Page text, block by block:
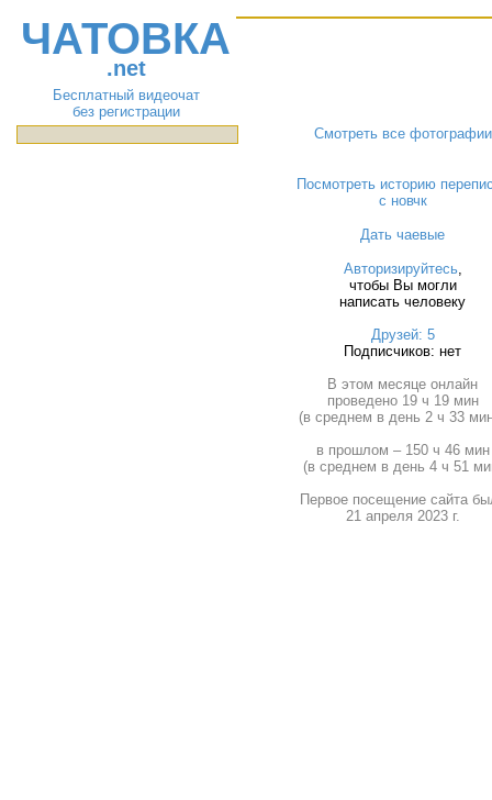
ЧАТОВКА
.net
Бесплатный видеочат
без регистрации
Смотреть все фотографии
Посмотреть историю
с новчк
Дать чаевые
Авторизируйтесь,
чтобы Вы могли
написать человеку
Друзей: 5
Подписчиков: нет
В этом месяце онлайн
проведено 19 ч 19 мин
(в среднем в день 2 ч 33
в прошлом – 150 ч 46 мин
(в среднем в день 4 ч 51
Первое посещение сайта
21 апреля 2023 г.